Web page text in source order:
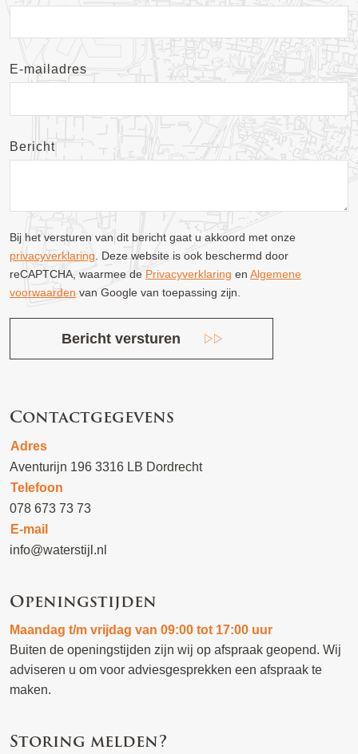
Contactgegevens
Adres
Aventurijn 196 3316 LB Dordrecht
Telefoon
078 673 73 73
E-mail
info@waterstijl.nl
Openingstijden
Maandag t/m vrijdag van 09:00 tot 17:00 uur
Buiten de openingstijden zijn wij op afspraak geopend. Wij
adviseren u om voor adviesgesprekken een afspraak te
maken.
Storing melden?
E-mailadres
Bericht
Bij het versturen van dit bericht gaat u akkoord met onze
privacyverklaring . Deze website is ook beschermd door
reCAPTCHA, waarmee de Privacyverklaring en Algemene
voorwaardenvan Google van toepassing zijn.
Bericht versturen